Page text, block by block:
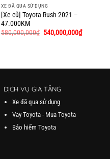
XE ĐÃ QUA SỬ DỤNG
[Xe cũ] Toyota Rush 2021 –
47.000KM
580,000,000₫ 540,000,000₫
DỊCH VỤ GIA TĂNG
Xe đã qua sử dụng
Vay Toyota - Mua Toyota
Bảo hiểm Toyota